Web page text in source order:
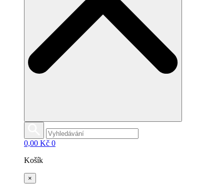
0,00 Kč 0
Košík
×